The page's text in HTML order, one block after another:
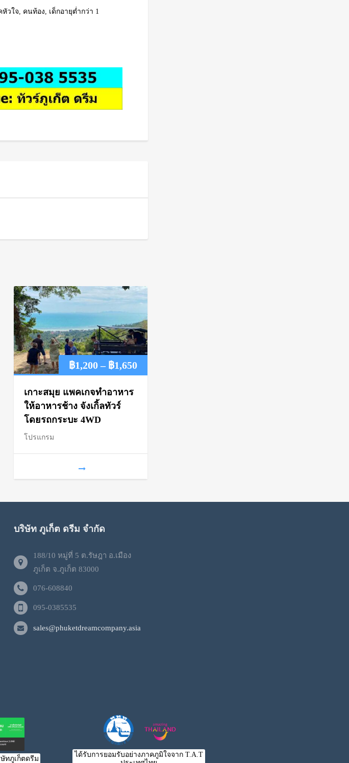
ใจ, คนท้อง, เด็กอายุต่ำกว่า 1
฿1,200 – ฿1,650Price
เกาะสมุย แพคเกจทำอาหาร
ให้อาหารช้าง จังเกิ้ลทัวร์
โดยรถกระบะ 4WD
โปรแกรม
บริษัท ภูเก็ต ดรีม จำกัด
188/10 หมู่ที่ 5 ต.รัษฎา อ.เมือง
ภูเก็ต จ.ภูเก็ต 83000
076-608840
095-0385535
sales@phuketdreamcompany.asia
ทภูเก็ตดรีม
ได้รับการยอมรับอย่างภาคภูมิใจจาก T.A.T